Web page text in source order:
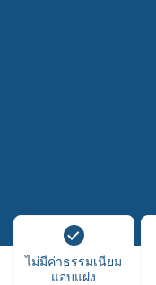
ไม่มีค่าธรรมเนียม
แอบแฝง